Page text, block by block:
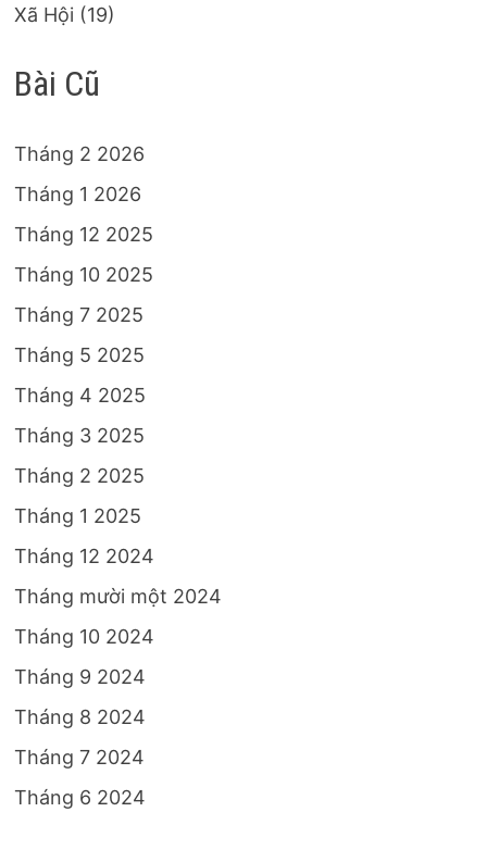
Xã Hội (19)
Bài Cũ
Tháng 2 2026
Tháng 1 2026
Tháng 12 2025
Tháng 10 2025
Tháng 7 2025
Tháng 5 2025
Tháng 4 2025
Tháng 3 2025
Tháng 2 2025
Tháng 1 2025
Tháng 12 2024
Tháng mười một 2024
Tháng 10 2024
Tháng 9 2024
Tháng 8 2024
Tháng 7 2024
Tháng 6 2024